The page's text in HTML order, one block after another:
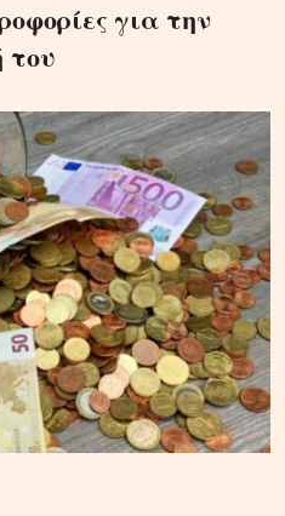
για την
του